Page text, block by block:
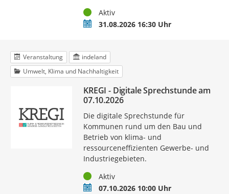
StatusAktiv
Termin31.08.2026 16:30 Uhr
Veranstaltung
indeland
Umwelt, Klima und Nachhaltigkeit
KREGI - Digitale Sprechstunde am
07.10.2026
Die digitale Sprechstunde für
Kommunen rund um den Bau und
Betrieb von klima- und
ressourceneffizienten Gewerbe- und
Industriegebieten.
StatusAktiv
Termin07.10.2026 10:00 Uhr